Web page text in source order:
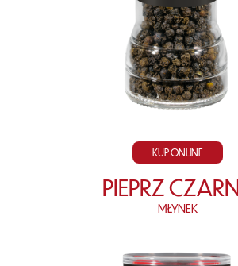
KUP ONLINE
PIEPRZ
MŁYNEK